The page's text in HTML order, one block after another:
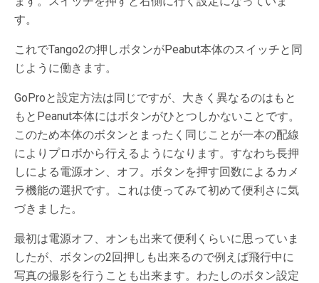
す。
これでTango2の押しボタンがPeabut本体のスイッチと同
じように働きます。
GoProと設定方法は同じですが、大きく異なるのはもと
もとPeanut本体にはボタンがひとつしかないことです。
このため本体のボタンとまったく同じことが一本の配線
によりプロボから行えるようになります。すなわち長押
しによる電源オン、オフ。ボタンを押す回数によるカメ
ラ機能の選択です。これは使ってみて初めて便利さに気
づきました。
最初は電源オフ、オンも出来て便利くらいに思っていま
したが、ボタンの2回押しも出来るので例えば飛行中に
写真の撮影を行うことも出来ます。わたしのボタン設定